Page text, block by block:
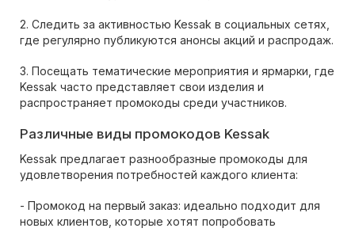
2. Следить за активностью Kessak в социальных сетях,
где регулярно публикуются анонсы акций и распродаж.
3. Посещать тематические мероприятия и ярмарки, где
Kessak часто представляет свои изделия и
распространяет промокоды среди участников.
Различные виды промокодов Kessak
Kessak предлагает разнообразные промокоды для
удовлетворения потребностей каждого клиента:
- Промокод на первый заказ: идеально подходит для
новых клиентов, которые хотят попробовать